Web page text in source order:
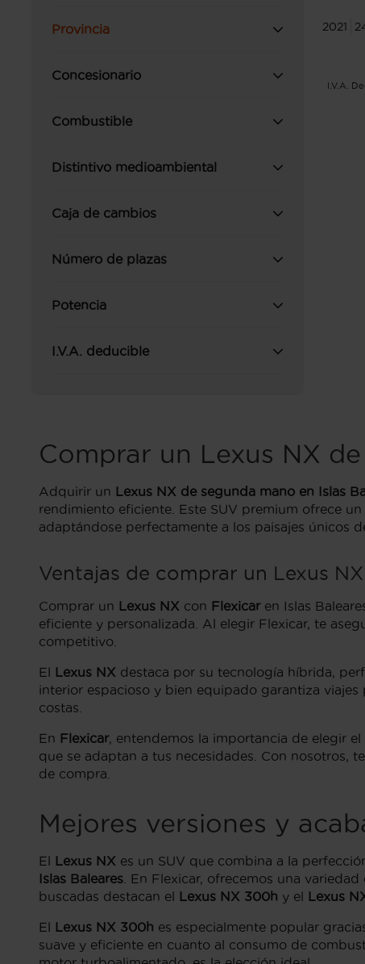
Provincia
Concesionario
Combustible
Distintivo medioambiental
Caja de cambios
Número de plazas
Potencia
I.V.A. deducible
2021
I.V.A.
Comprar un Lexus NX
Adquirir un Lexus NX de segunda mano en Islas
rendimiento eficiente. Este SUV premium ofrece
adaptándose perfectamente a los paisajes únicos
Ventajas de comprar un Lexus
Comprar un Lexus NX con Flexicaren Islas
eficiente y personalizada. Al elegir Flexicar, te
competitivo.
El Lexus NX destaca por su tecnología híbrida,
interior espacioso y bien equipado garantiza
costas.
En Flexicar, entendemos la importancia de elegir
que se adaptan a tus necesidades. Con nosotros,
de compra.
Mejores versiones y
El Lexus NX es un SUV que combina a la
Islas Baleares . En Flexicar, ofrecemos una
buscadas destacan el Lexus NX 300h y el Lexus
El Lexus NX 300h es especialmente popular
suave y eficiente en cuanto al consumo de